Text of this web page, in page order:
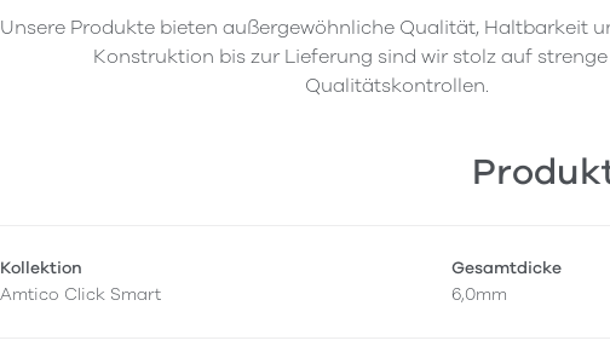
Unsere Produkte bieten außergewöhnliche Qualität, Haltbarkeit
Konstruktion bis zur Lieferung sind wir stolz auf
Qualitätskontrollen.
Kollektion
Amtico Click Smart
Gesamtdicke
6,0mm